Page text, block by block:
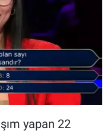
yapan 22